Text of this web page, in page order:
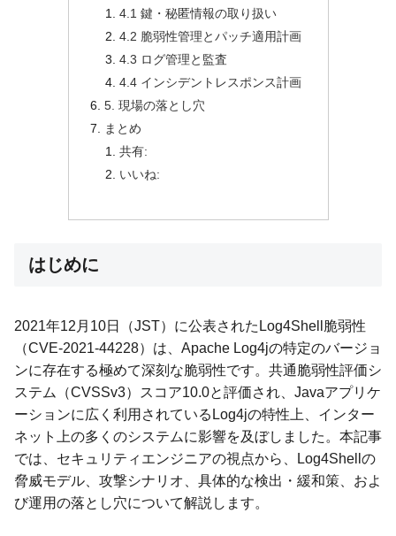
4.1 鍵・秘匿情報の取り扱い
4.2 脆弱性管理とパッチ適用計画
4.3 ログ管理と監査
4.4 インシデントレスポンス計画
5. 現場の落とし穴
まとめ
共有:
いいね:
はじめに
2021年12月10日（JST）に公表されたLog4Shell脆弱性
（CVE-2021-44228）は、Apache Log4jの特定のバージョ
ンに存在する極めて深刻な脆弱性です。共通脆弱性評価シ
ステム（CVSSv3）スコア10.0と評価され、Javaアプリケ
ーションに広く利用されているLog4jの特性上、インター
ネット上の多くのシステムに影響を及ぼしました。本記事
では、セキュリティエンジニアの視点から、Log4Shellの
脅威モデル、攻撃シナリオ、具体的な検出・緩和策、およ
び運用の落とし穴について解説します。